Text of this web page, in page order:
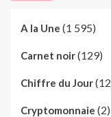
A la Une (1 595)
Carnet noir(129)
Chiffre du Jour
Cryptomonnaie (2)